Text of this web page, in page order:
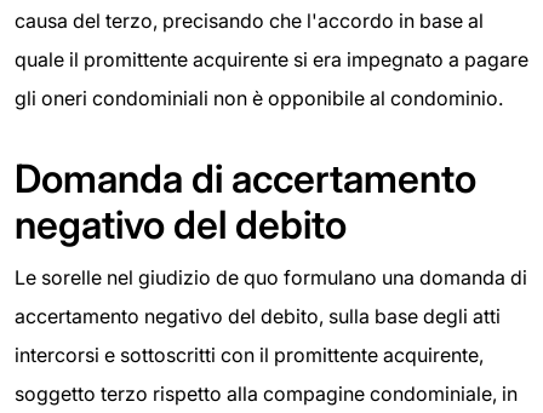
causa del terzo, precisando che l'accordo in base al
quale il promittente acquirente si era impegnato a pagare
gli oneri condominiali non è opponibile al condominio.
Domanda di accertamento
negativo del debito
Le sorelle nel giudizio de quo formulano una domanda di
accertamento negativo del debito, sulla base degli atti
intercorsi e sottoscritti con il promittente acquirente,
soggetto terzo rispetto alla compagine condominiale, in